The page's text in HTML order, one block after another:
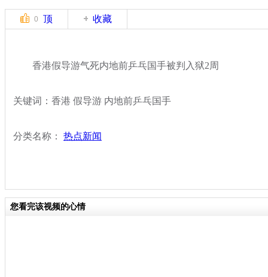
0 顶 收藏
香港假导游气死内地前乒乓国手被判入狱2周
关键词：香港 假导游 内地前乒乓国手
分类名称： 热点新闻
您看完该视频的心情